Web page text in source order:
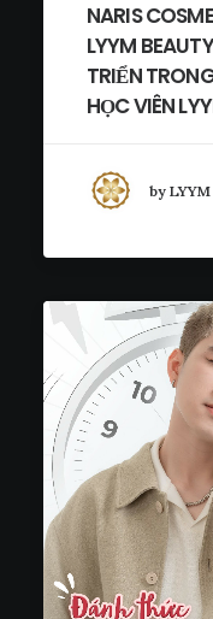
NARIS
LYYM
TRIỂN
HỌC VIÊN
by